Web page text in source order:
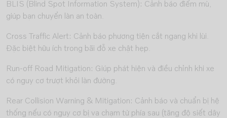
BLIS (Blind Spot Information System): Cảnh báo điểm mù,
giúp bạn chuyển làn an toàn.
Cross Traffic Alert: Cảnh báo phương tiện cắt ngang khi lùi.
Đặc biệt hữu ích trong bãi đỗ xe chật hẹp.
Run-off Road Mitigation: Giúp phát hiện và điều chỉnh khi xe
có nguy cơ trượt khỏi làn đường.
Rear Collision Warning & Mitigation: Cảnh báo và chuẩn bị hệ
thống nếu có nguy cơ bị va chạm từ phía sau (tăng độ siết dây